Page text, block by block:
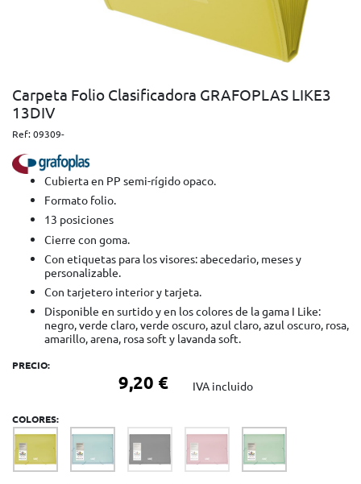
Carpeta Folio Clasificadora GRAFOPLAS LIKE3
13DIV
Ref:09309-
Cubierta en PP semi-rígido opaco.
Formato folio.
13 posiciones
Cierre con goma.
Con etiquetas para los visores: abecedario, meses y
personalizable.
Con tarjetero interior y tarjeta.
Disponible en surtido y en los colores de la gama I Like:
negro, verde claro, verde oscuro, azul claro, azul oscuro, rosa,
amarillo, arena, rosa soft y lavanda soft.
PRECIO:
9,20 € IVA incluido
COLORES: